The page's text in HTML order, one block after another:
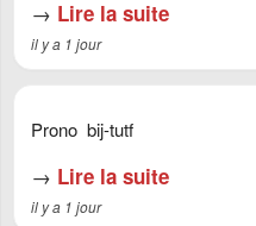
→ Lire la suite
il y a 1 jour
Prono bij-tutf
→ Lire la suite
il y a 1 jour